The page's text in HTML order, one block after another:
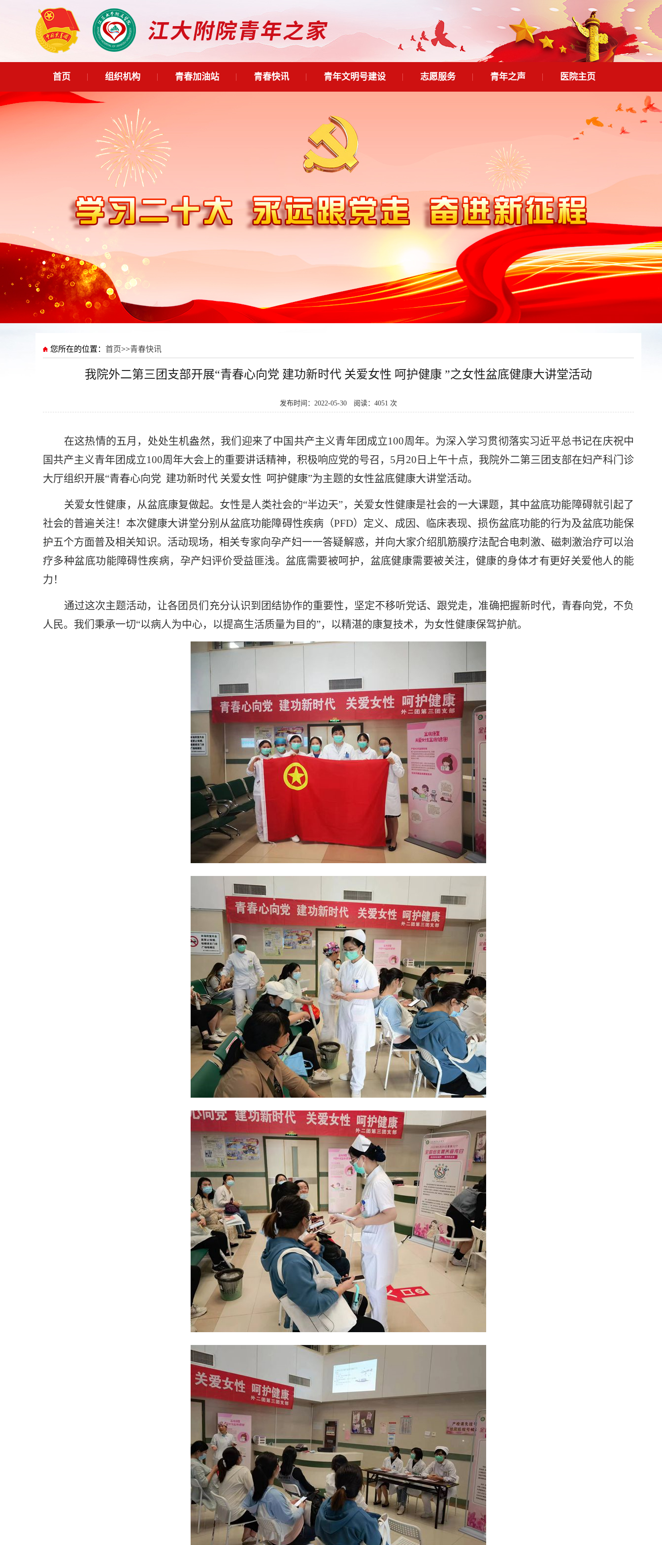
首页 组织机构 青春加油站 青春快讯 青年文明号建设 志愿服务 青年之声 医院主页
您所在的位置： 首页>>青春快讯
我院外二第三团支部开展“青春心向党 建功新时代 关爱女性 呵护健康 ”之女性盆底健康大讲堂活动
发布时间：2022-05-30 阅读：4051 次
在这热情的五月，处处生机盎然，我们迎来了中国共产主义青年团成立100周年。为深入学习贯彻落实习近平总书记在庆祝中
国共产主义青年团成立100周年大会上的重要讲话精神，积极响应党的号召，5月20日上午十点，我院外二第三团支部在妇产科门诊
大厅组织开展“青春心向党 建功新时代 关爱女性 呵护健康”为主题的女性盆底健康大讲堂活动。
关爱女性健康，从盆底康复做起。女性是人类社会的“半边天”，关爱女性健康是社会的一大课题，其中盆底功能障碍就引起了
社会的普遍关注！本次健康大讲堂分别从盆底功能障碍性疾病（PFD）定义、成因、临床表现、损伤盆底功能的行为及盆底功能保
护五个方面普及相关知识。活动现场，相关专家向孕产妇一一答疑解惑，并向大家介绍肌筋膜疗法配合电刺激、磁刺激治疗可以治
疗多种盆底功能障碍性疾病，孕产妇评价受益匪浅。盆底需要被呵护，盆底健康需要被关注，健康的身体才有更好关爱他人的能
力！
通过这次主题活动，让各团员们充分认识到团结协作的重要性，坚定不移听党话、跟党走，准确把握新时代，青春向党，不负
人民。我们秉承一切“以病人为中心，以提高生活质量为目的”，以精湛的康复技术，为女性健康保驾护航。